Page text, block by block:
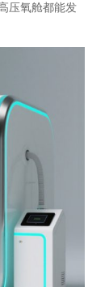
压氧舱都能发